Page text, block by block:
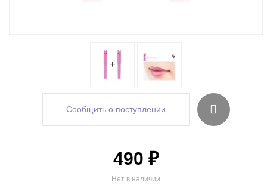
Сообщить о поступлении
Нет в наличии
490 ₽